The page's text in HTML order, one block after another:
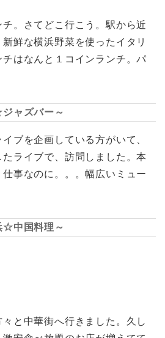
。さてどこ行こう。駅から近
鮮な横浜野菜を使ったイタリ
はなんと１コインランチ。パ
ャズバー～
ブを企画している方がいて、
ライブで、訪問しました。本
事なのに。。。幅広いミュー
中国料理～
と中華街へ行きました。久し